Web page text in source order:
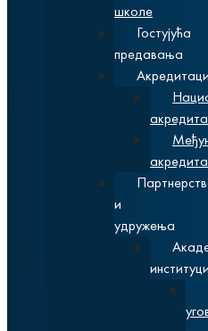
школе
Гостујућа
предавања
и
удружења